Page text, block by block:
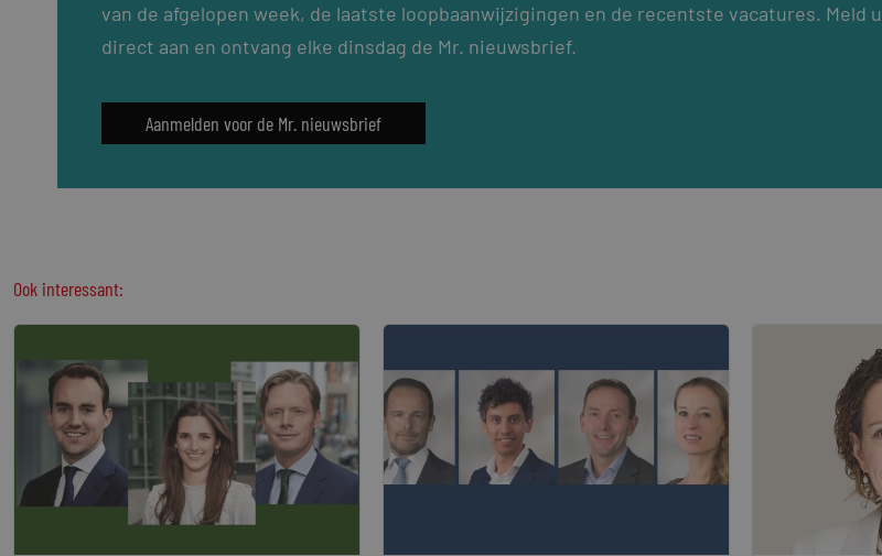
van de afgelopen week, de laatste loopbaanwijzigingen en de recentste vacatures. Meld u
direct aan en ontvang elke dinsdag de Mr. nieuwsbrief.
Aanmelden voor de Mr. nieuwsbrief
Ook interessant: